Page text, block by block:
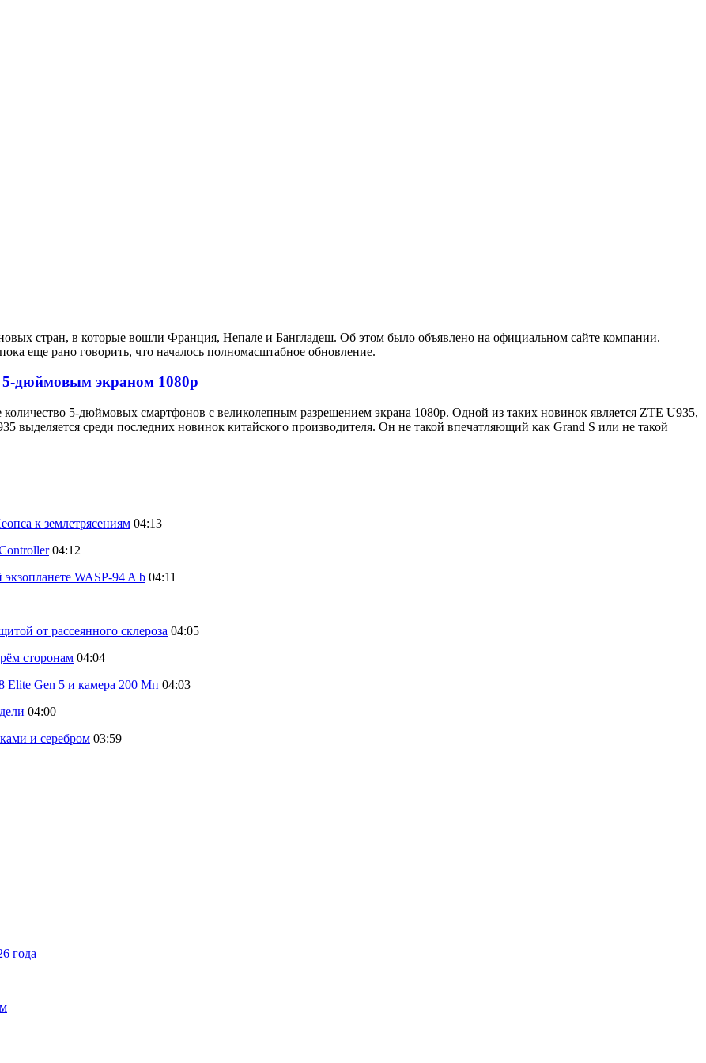
стран, в которые вошли Франция, Непале и Бангладеш. Об этом было объявлено на официальном сайте компании.
еще рано говорить, что началось полномасштабное обновление.
5-дюймовым экраном 1080p
5-дюймовых смартфонов с великолепным разрешением экрана 1080p. Одной из таких новинок является ZTE U935,
выделяется среди последних новинок китайского производителя. Он не такой впечатляющий как Grand S или не такой
к землетрясениям 04:13
04:12
WASP-94 A b 04:11
от рассеянного склероза 04:05
сторонам 04:04
Elite Gen 5 и камера 200 Мп 04:03
04:00
и серебром 03:59
года